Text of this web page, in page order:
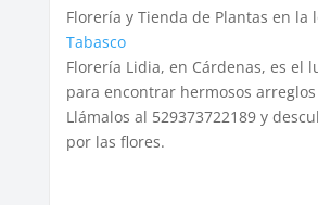
Florería y Tienda de Plantas en la
Tabasco
Florería Lidia, en Cárdenas, es el
para encontrar hermosos
Llámalos al 529373722189 y
por las flores.